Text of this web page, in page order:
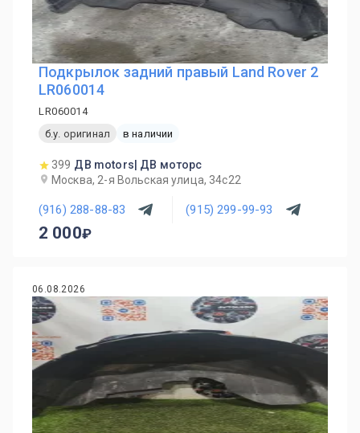
Подкрылок задний правый Land Rover 2
LR060014
LR060014
б.у. оригинал
в наличии
399 ДВ motors| ДВ моторс
Москва, 2-я Вольская улица, 34с22
(916) 288-88-83 (915) 299-99-93
2 000
06.08.2026